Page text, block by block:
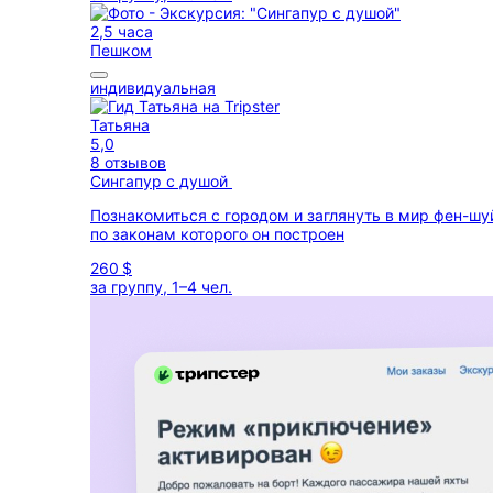
2,5 часа
Пешком
индивидуальная
Татьяна
5,0
8 отзывов
Сингапур с душой
Познакомиться с городом и заглянуть в мир фен-
по законам которого он построен
260 $
за группу, 1–4 чел.